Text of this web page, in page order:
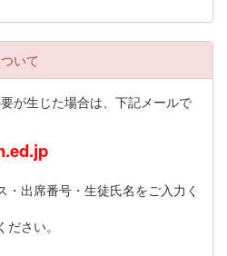
いて
が生じた場合は、下記メールで
出席番号・生徒氏名をご入力く
さい。